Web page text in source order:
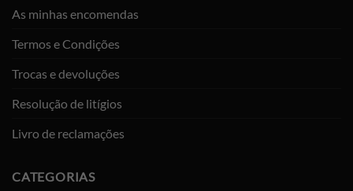
As minhas encomendas
Termos e Condições
Trocas e devoluções
Resolução de litígios
Livro de reclamações
CATEGORIAS